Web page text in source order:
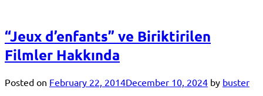
“Jeux d’enfants” ve Biriktirilen
Filmler Hakkında
Posted on February 22, 2014December 10, 2024 by buster